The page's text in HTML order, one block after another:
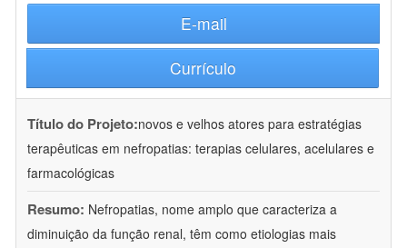
E-mail
Currículo
Título do Projeto:novos e velhos atores para estratégias
terapêuticas em nefropatias: terapias celulares, acelulares e
farmacológicas
Resumo: Nefropatias, nome amplo que caracteriza a
diminuição da função renal, têm como etiologias mais